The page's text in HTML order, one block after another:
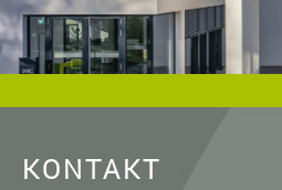
KONTAKT